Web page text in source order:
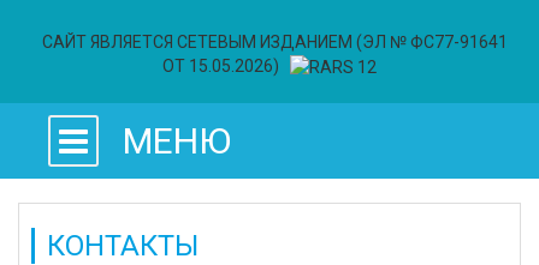
САЙТ ЯВЛЯЕТСЯ СЕТЕВЫМ ИЗДАНИЕМ (ЭЛ № ФС77-91641
ОТ 15.05.2026)
МЕНЮ
КОНТАКТЫ